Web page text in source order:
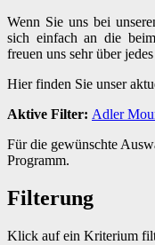
Wenn Sie uns bei
sich einfach an die
freuen uns sehr über
Hier finden Sie unser
Aktive Filter: Adler
Für die gewünschte
Programm.
Filterung
Klick auf ein Kriterium